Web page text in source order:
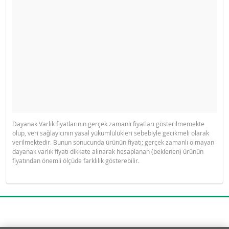
Dayanak Varlık fiyatlarının gerçek zamanlı fiyatları gösterilmemekte
olup, veri sağlayıcının yasal yükümlülükleri sebebiyle gecikmeli olarak
verilmektedir. Bunun sonucunda ürünün fiyatı; gerçek zamanlı olmayan
dayanak varlık fiyatı dikkate alınarak hesaplanan (beklenen) ürünün
fiyatından önemli ölçüde farklılık gösterebilir.